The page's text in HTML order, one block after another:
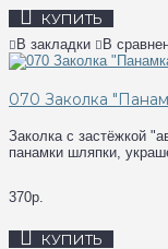
КУПИТЬ
В закладки В
070 Заколка
Заколка с застёжкой
панамки шляпки,
370р.
КУПИТЬ